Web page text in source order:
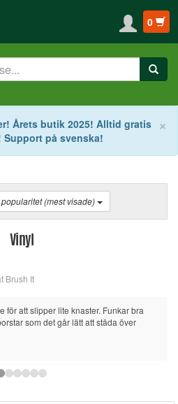
0
×
Årets butik 2025! Alltid gratis
på svenska!
popularitet (mest visade)
Vinyl
Brush It
för att slipper lite knaster. Funkar bra
som det går lätt att städa över